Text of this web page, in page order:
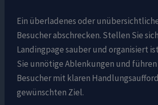
Ein überladenes oder
Besucher abschrecken. Stellen Sie
Landingpage sauber und organisiert
Sie unnötige Ablenkungen und führen
Besucher mit klaren
gewünschten Ziel.